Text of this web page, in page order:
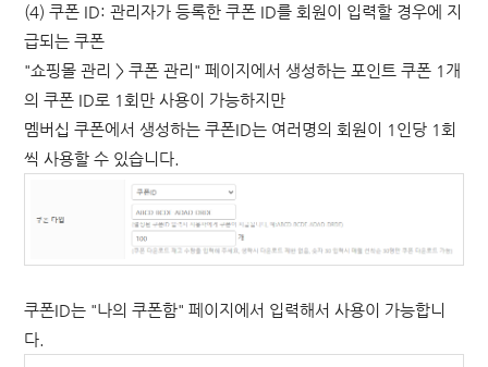
(4) 쿠폰 ID: 관리자가 등록한 쿠폰 ID를 회원이 입력할 경우에 지
급되는 쿠폰
"쇼핑몰 관리 > 쿠폰 관리" 페이지에서 생성하는 포인트 쿠폰 1개
의 쿠폰 ID로 1회만 사용이 가능하지만
멤버십 쿠폰에서 생성하는 쿠폰ID는 여러명의 회원이 1인당 1회
씩 사용할 수 있습니다.
쿠폰ID는 "나의 쿠폰함" 페이지에서 입력해서 사용이 가능합니
다.